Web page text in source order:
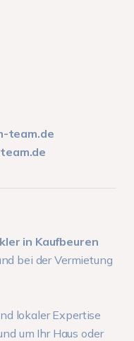
team.de
in Kaufbeuren
bei der Vermietung
lokaler Expertise
um Ihr Haus oder